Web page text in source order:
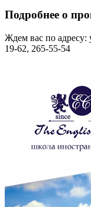
Подробнее о
Ждем вас по адресу:
19-62, 265-55-54